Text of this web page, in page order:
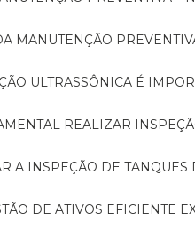
MANUTENÇÃO
ULTRASSÔNICA É
REALIZAR
A INSPEÇÃO DE
DE ATIVOS EFICIENTE